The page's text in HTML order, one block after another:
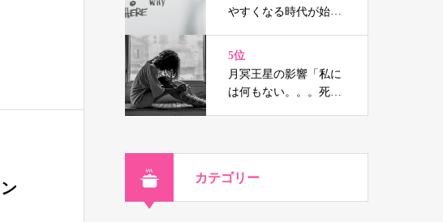
やすくなる時代が始ま
5位
月冥王星の影響「私に
は何もない。。。死に
カテゴリー